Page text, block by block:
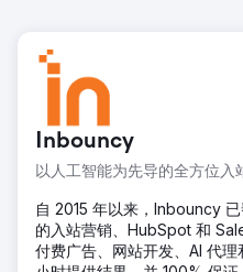
Inbouncy
以人工智能为先导的全方位入
自 2015 年以来，Inbouncy
的入站营销、HubSpot 和
付费广告、网站开发、AI 代